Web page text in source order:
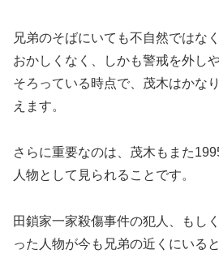
兄弟のそばにいても不自然ではな
おかしくなく、しかも警戒を外し
そろっている時点で、茂木はかな
えます。
さらに重要なのは、茂木もまた
人物として見られることです。
田鎖家一家殺傷事件の犯人、もし
った人物が今も兄弟の近くにいる